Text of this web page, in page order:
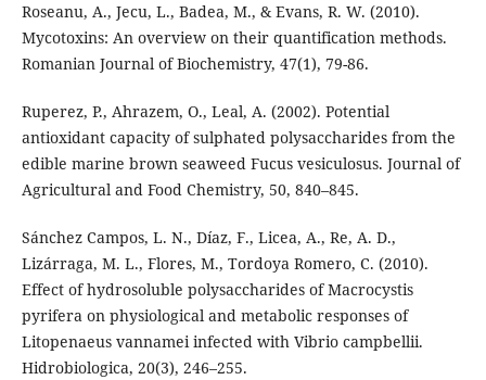
Roseanu, A., Jecu, L., Badea, M., & Evans, R. W. (2010).
Mycotoxins: An overview on their quantification methods.
Romanian Journal of Biochemistry, 47(1), 79-86.
Ruperez, P., Ahrazem, O., Leal, A. (2002). Potential
antioxidant capacity of sulphated polysaccharides from the
edible marine brown seaweed Fucus vesiculosus. Journal of
Agricultural and Food Chemistry, 50, 840–845.
Sánchez Campos, L. N., Díaz, F., Licea, A., Re, A. D.,
Lizárraga, M. L., Flores, M., Tordoya Romero, C. (2010).
Effect of hydrosoluble polysaccharides of Macrocystis
pyrifera on physiological and metabolic responses of
Litopenaeus vannamei infected with Vibrio campbellii.
Hidrobiologica, 20(3), 246–255.